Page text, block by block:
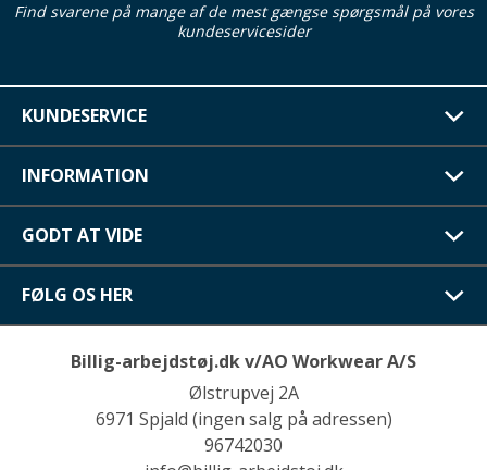
Find svarene på mange af de mest gængse spørgsmål på vores
kundeservicesider
KUNDESERVICE
INFORMATION
GODT AT VIDE
FØLG OS HER
Billig-arbejdstøj.dk v/AO Workwear A/S
Ølstrupvej 2A
6971 Spjald (ingen salg på adressen)
96742030